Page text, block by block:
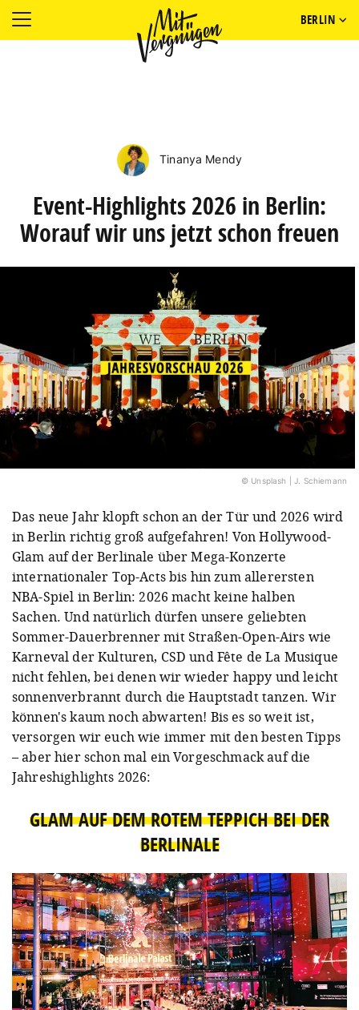
BERLIN
Tinanya Mendy
Event-Highlights 2026 in Berlin:
Worauf wir uns jetzt schon freuen
© Unsplash | J. Schiemann
Das neue Jahr klopft schon an der Tür und 2026 wird
in Berlin richtig groß aufgefahren! Von Hollywood-
Glam auf der Berlinale über Mega-Konzerte
internationaler Top-Acts bis hin zum allerersten
NBA-Spiel in Berlin: 2026 macht keine halben
Sachen. Und natürlich dürfen unsere geliebten
Sommer-Dauerbrenner mit Straßen-Open-Airs wie
Karneval der Kulturen, CSD und Fête de La Musique
nicht fehlen, bei denen wir wieder happy und leicht
sonnenverbrannt durch die Hauptstadt tanzen. Wir
können's kaum noch abwarten! Bis es so weit ist,
versorgen wir euch wie immer mit den besten Tipps
– aber hier schon mal ein Vorgeschmack auf die
Jahreshighlights 2026:
GLAM AUF DEM ROTEM TEPPICH BEI DER
BERLINALE